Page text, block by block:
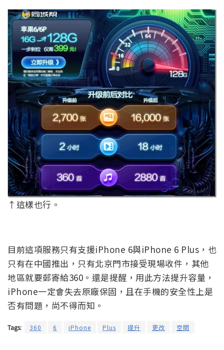
↑這樣也行。
目前這項服務只有支援iPhone 6與iPhone 6 Plus，也
只有在中國推出，只有北京門市接受現場收件，其他
地區就要郵寄給360。還是提醒，用此方法提升容量，
iPhone一定會失去原廠保固，且在手機的安全性上是
否有問題，尚不得而知。
Tags: 360 6 iPhone Plus 提升 更改 空間